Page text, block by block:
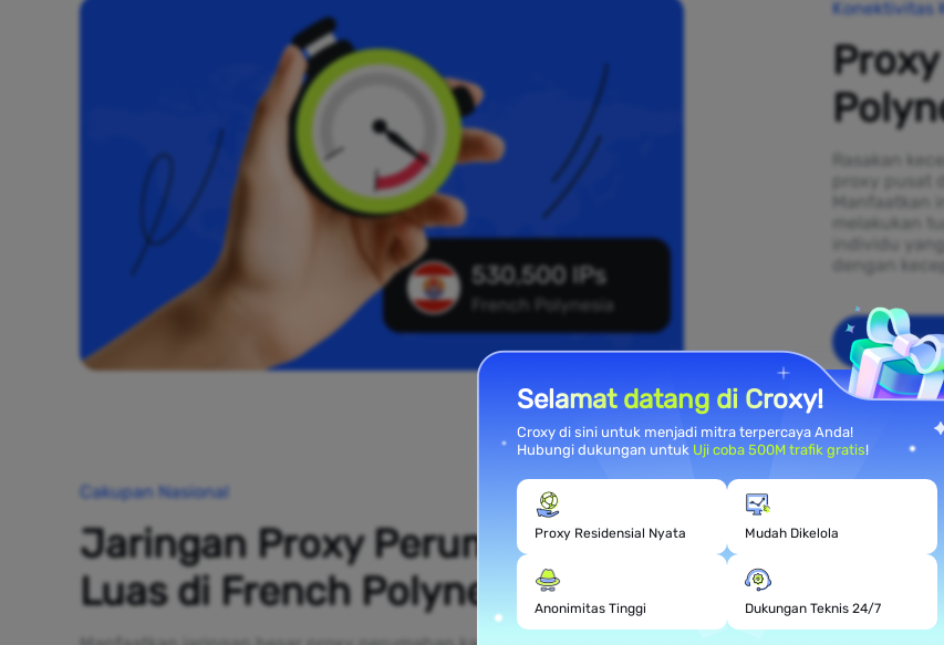
530,500 IPs
French Polynesia
Konektivitas
Rasakan
proxy pusat
Manfaatkan
melakukan
individu
dengan
Mulai
Cakupan Nasional
Jaringan Proxy Perumahan
Luas di French Polynesia
Selamat datang di Croxy!
Croxy di sini untuk menjadi mitra terpercaya Anda!
Hubungi dukungan untuk Uji coba 500M trafik gratis!
Proxy Residensial Nyata Mudah Dikelola
Anonimitas Tinggi Dukungan Teknis 24/7